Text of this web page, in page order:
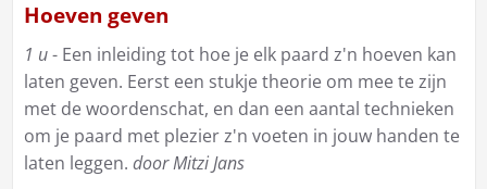
Hoeven geven
1 u- Een inleiding tot hoe je elk paard z'n hoeven kan
laten geven. Eerst een stukje theorie om mee te zijn
met de woordenschat, en dan een aantal technieken
om je paard met plezier z'n voeten in jouw handen te
laten leggen. door Mitzi Jans